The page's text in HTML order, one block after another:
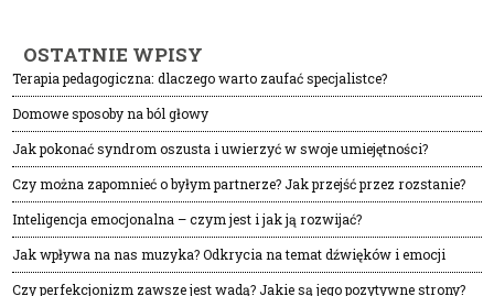
OSTATNIE WPISY
Terapia pedagogiczna: dlaczego warto zaufać specjalistce?
Domowe sposoby na ból głowy
Jak pokonać syndrom oszusta i uwierzyć w swoje umiejętności?
Czy można zapomnieć o byłym partnerze? Jak przejść przez rozstanie?
Inteligencja emocjonalna – czym jest i jak ją rozwijać?
Jak wpływa na nas muzyka? Odkrycia na temat dźwięków i emocji
Czy perfekcjonizm zawsze jest wadą? Jakie są jego pozytywne strony?